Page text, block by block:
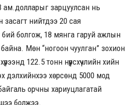
ам.долларыг зарцуулсан нь
нийтдээ 20 сая
болгож, 18 мянга гаруй ажлын
Мөн “ногоон чуулган” зохион
122.5 тонн нүүрсхүчлийн хийн
дэлхийнхээ хөрсөнд 5000 мод
орчны хариуцлагатай
болжээ.